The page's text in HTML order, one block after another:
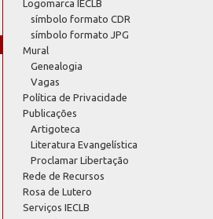
Logomarca IECLB
símbolo formato CDR
símbolo formato JPG
Mural
Genealogia
Vagas
Política de Privacidade
Publicações
Artigoteca
Literatura Evangelística
Proclamar Libertação
Rede de Recursos
Rosa de Lutero
Serviços IECLB